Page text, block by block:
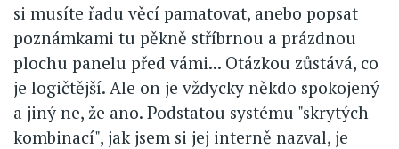
si musíte řadu věcí pamatovat, anebo popsat
poznámkami tu pěkně stříbrnou a prázdnou
plochu panelu před vámi... Otázkou zůstává, co
je logičtější. Ale on je vždycky někdo spokojený
a jiný ne, že ano. Podstatou systému "skrytých
kombinací", jak jsem si jej interně nazval, je